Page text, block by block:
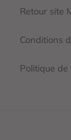
Retour site
Conditions
Politique